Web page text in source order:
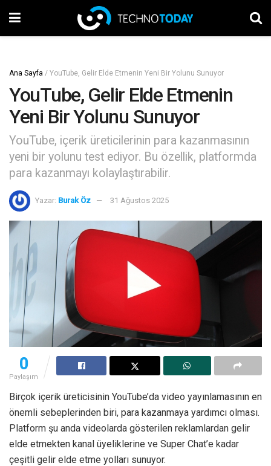
Ana Sayfa / YouTube, Gelir Elde Etmenin Yeni Bir Yolunu Sunuyor
YouTube, Gelir Elde Etmenin
Yeni Bir Yolunu Sunuyor
YouTube, içerik üreticilerinin para kazanmasının
yeni bir yolunu test ediyor. Bu özellik, platformda
para kazanmayı kolaylaştırabilir.
Yazar: Burak Öz 31 Ağustos 2025
0
Paylaşım
Birçok içerik üreticisinin YouTube’da video yayınlamasının en
önemli sebeplerinden biri, para kazanmaya yardımcı olması.
Platform şu anda videolarda gösterilen reklamlardan gelir
elde etmekten kanal üyeliklerine ve Super Chat’e kadar
çeşitli gelir elde etme yolları sunuyor.